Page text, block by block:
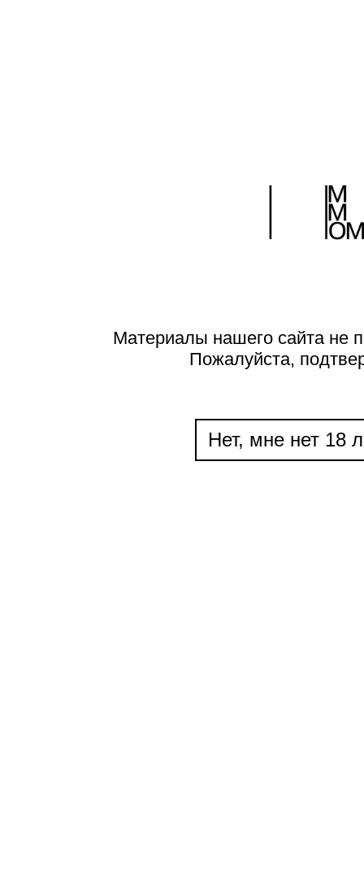
Материалы нашего сайта не
Пожалуйста,
Нет, мне нет 18